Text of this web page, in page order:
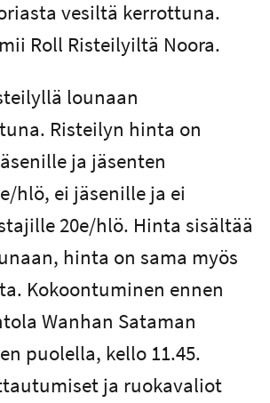
vesiltä kerrottuna.
Roll Risteilyiltä Noora.
lounaan
Risteilyn hinta on
ja jäsenten
hlö, ei jäsenille ja ei
20e/hlö. Hinta sisältää
hinta on sama myös
Kokoontuminen ennen
Wanhan Sataman
puolella, kello 11.45.
ja ruokavaliot